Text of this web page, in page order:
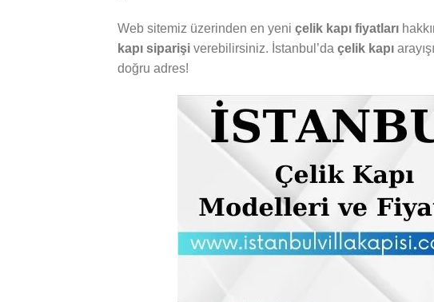
Web sitemiz üzerinden en yeni çelik kapı fiyatları
kapı siparişi verebilirsiniz. İstanbul’da çelik kapı
doğru adres!